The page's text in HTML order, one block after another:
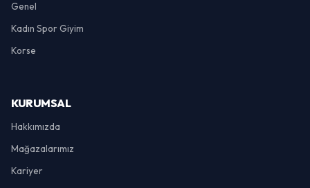
Genel
Kadın Spor Giyim
Korse
KURUMSAL
Hakkımızda
Mağazalarımız
Kariyer